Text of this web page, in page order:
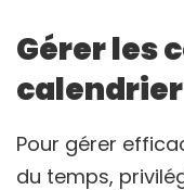
Gérer les
calendrier
Pour gérer
du temps,